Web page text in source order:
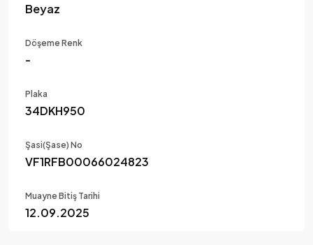
Beyaz
Döşeme Renk
-
Plaka
34DKH950
Şasi(Şase) No
VF1RFB00066024823
Muayne Bitiş Tarihi
12.09.2025